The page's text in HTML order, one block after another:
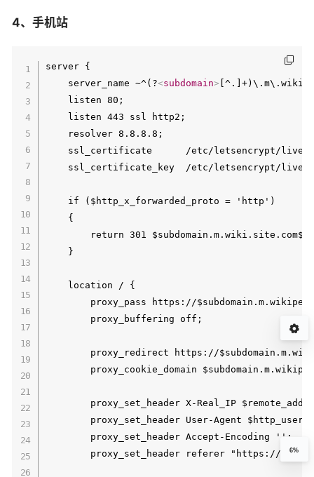
4、手机站
server {
    server_name ~^(?
<subdomain>
    listen 80;
    listen 443 ssl http2;
    resolver 8.8.8.8;
ssl_certificate      /etc/letsencrypt/
ssl_certificate_key  /etc/letsencrypt/
    if ($http_x_forwarded_proto = 'http')
    {
return 301
    }
    location / {
proxy_pass https://
        proxy_buffering off;
proxy_redirect https://
proxy_cookie_domain
proxy_set_header X-Real_IP
proxy_set_header User-Agent
        proxy_set_header Accept-Encoding '';
proxy_set_header referer "https://
6%